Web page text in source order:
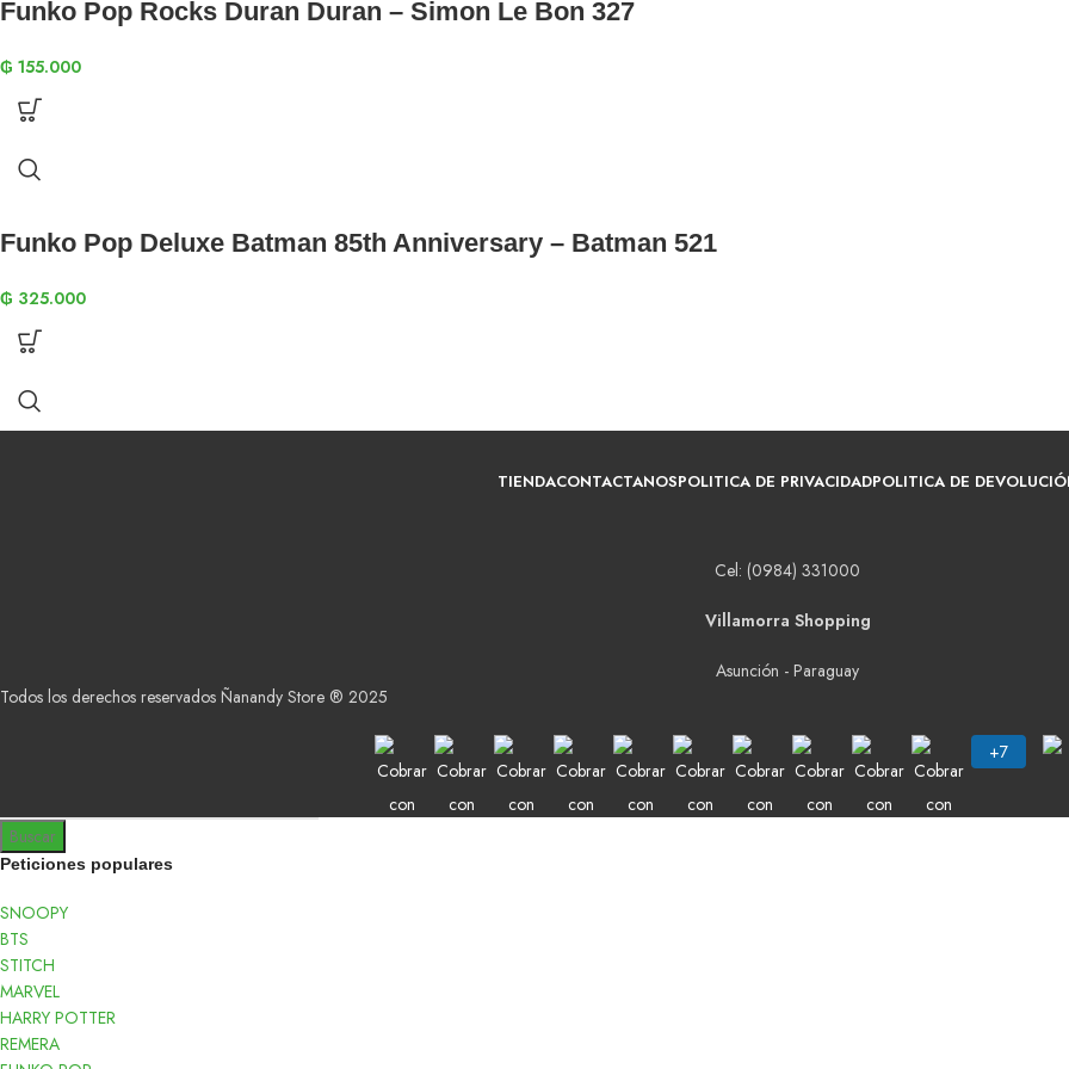
Funko Pop Rocks Duran Duran – Simon Le Bon 327
₲ 155.000
Funko Pop Deluxe Batman 85th Anniversary – Batman 521
₲ 325.000
TIENDACONTACTANOSPOLITICA DE PRIVACIDADPOLITICA DE
Cel: (0984) 331000
Villamorra Shopping
Asunción - Paraguay
Todos los derechos reservados Ñanandy Store ® 2025
Buscar
Peticiones populares
SNOOPY
BTS
STITCH
MARVEL
HARRY POTTER
REMERA